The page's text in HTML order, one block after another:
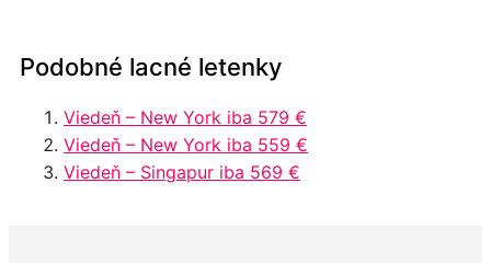
Podobné lacné letenky
Viedeň – New York iba 579 €
Viedeň – New York iba 559 €
Viedeň – Singapur iba 569 €